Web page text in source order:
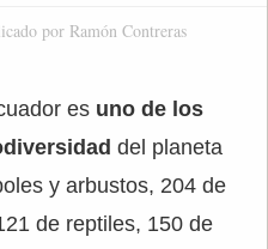
por Ramón Contreras
es uno de los
del planeta
y arbustos, 204 de
de reptiles, 150 de